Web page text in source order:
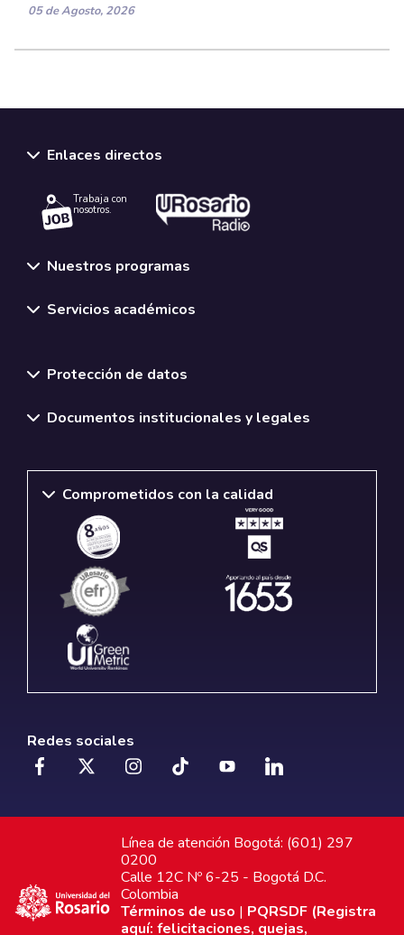
05 de Agosto, 2026
Enlaces directos
Trabaja con
nosotros.
Nuestros programas
Servicios académicos
Protección de datos
Documentos institucionales y legales
Comprometidos con la calidad
Redes sociales
Línea de atención Bogotá: (601) 297
0200
Calle 12C Nº 6-25 - Bogotá D.C.
Colombia
Términos de uso | PQRSDF (Registra
aquí: felicitaciones, quejas,